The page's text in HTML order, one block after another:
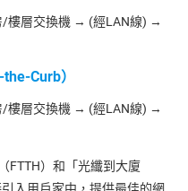
樓層交換機 → (經LAN線) →
Curb）
樓層交換機 → (經LAN線) →
FTTH）和「光纖到大廈